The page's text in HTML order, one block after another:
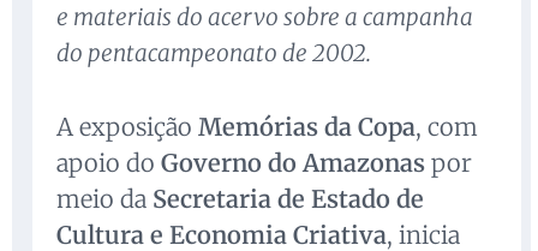
e materiais do acervo sobre a campanha
do pentacampeonato de 2002.
A exposição Memórias da Copa, com
apoio do Governo do Amazonas por
meio da Secretaria de Estado de
Cultura e Economia Criativa, inicia